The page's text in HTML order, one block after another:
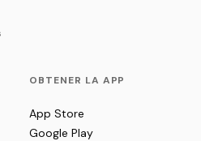
OBTENER LA APP
App Store
Google Play